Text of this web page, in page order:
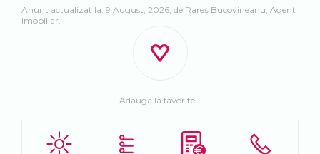
Anunt actualizat la: 9 August, 2026, de Rareș Bucovineanu, Agent
Imobiliar.
Adauga la favorite